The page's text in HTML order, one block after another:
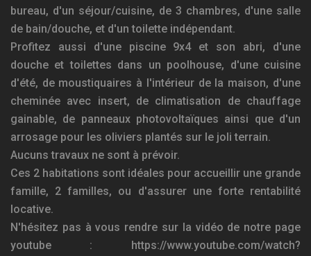
bureau, d'un séjour/cuisine, de 3 chambres, d'une salle
de bain/douche, et d'un toilette indépendant.
Profitez aussi d'une piscine 9x4 et son abri, d'une
douche et toilettes dans un poolhouse, d'une cuisine
d'été, de moustiquaires à l'intérieur de la maison, d'une
cheminée avec insert, de climatisation de chauffage
gainable, de panneaux photovoltaïques ainsi que d'un
arrosage pour les oliviers plantés sur le joli terrain.
Aucuns travaux ne sont à prévoir.
Ces 2 habitations sont idéales pour accueillir une grande
famille, 2 familles, ou d'assurer une forte rentabilité
locative.
N'hésitez pas à vous rendre sur la vidéo de notre page
youtube : https://www.youtube.com/watch?